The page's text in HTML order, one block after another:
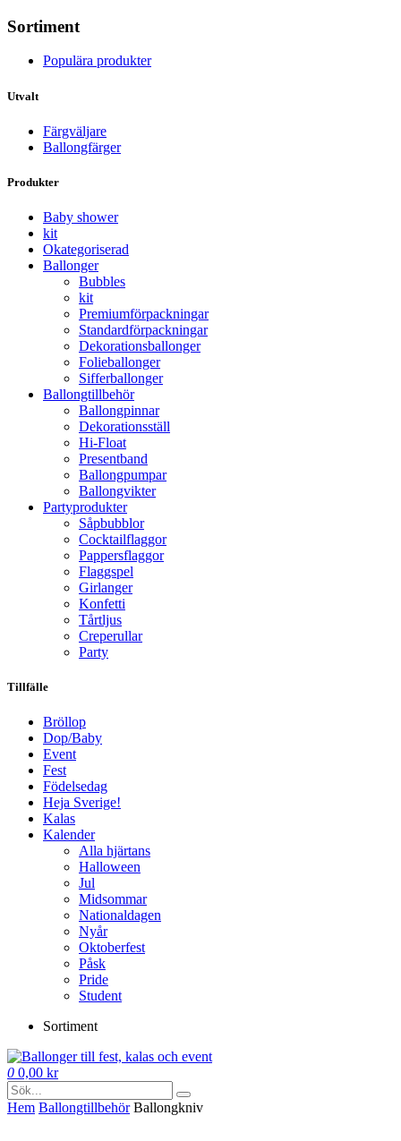
Sortiment
Populära produkter
Utvalt
Färgväljare
Ballongfärger
Produkter
Baby shower
kit
Okategoriserad
Ballonger
Bubbles
kit
Premium­förpackningar
Standard­­förpackningar
Dekorations­ballonger
Folie­­­ballonger
Siffer­­ballonger
Ballong­tillbehör
Ballongpinnar
Dekorationsställ
Hi-Float
Presentband
Ballongpumpar
Ballong­vikter
Party­­produkter
Såpbubblor
Cocktail­flaggor
Pappers­flaggor
Flaggspel
Girlanger
Konfetti
Tårtljus
Creperullar
Party
Tillfälle
Bröllop
Dop/Baby
Event
Fest
Födelsedag
Heja Sverige!
Kalas
Kalender
Alla hjärtans
Halloween
Jul
Midsommar
Nationaldagen
Nyår
Oktoberfest
Påsk
Pride
Student
Sortiment
0 0,00 kr
Hem Ballong­tillbehör Ballongkniv